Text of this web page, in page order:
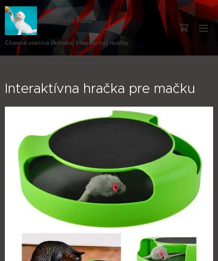
Scottish fold
Chovná stanica škótskej klapouchej mačky
Interaktívna hračka pre mačku